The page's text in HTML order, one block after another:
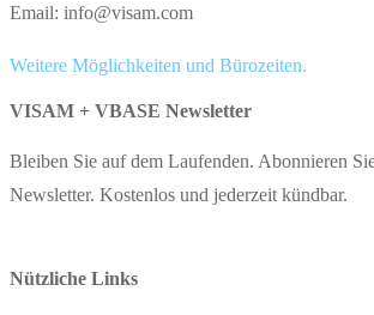
Email: info@visam.com
Weitere Möglichkeiten und Bürozeiten.
VISAM + VBASE Newsletter
Bleiben Sie auf dem Laufenden. Abonnieren
Newsletter. Kostenlos und jederzeit kündbar.
Nützliche Links